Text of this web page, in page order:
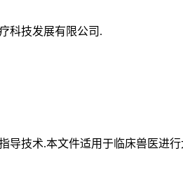
科技发展有限公司.
导技术.本文件适用于临床兽医进